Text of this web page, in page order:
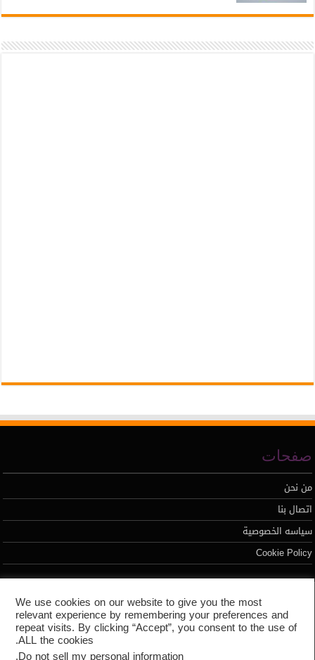
صفحات
من نحن
اتصال بنا
سياسه الخصوصية
Cookie Policy
تطوير محمد السيد
We use cookies on our website to give you the most
relevant experience by remembering your preferences and
repeat visits. By clicking “Accept”, you consent to the use of
ALL the cookies.